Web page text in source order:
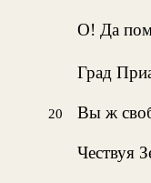
О! Да
Град
20
Вы ж
Чествуя